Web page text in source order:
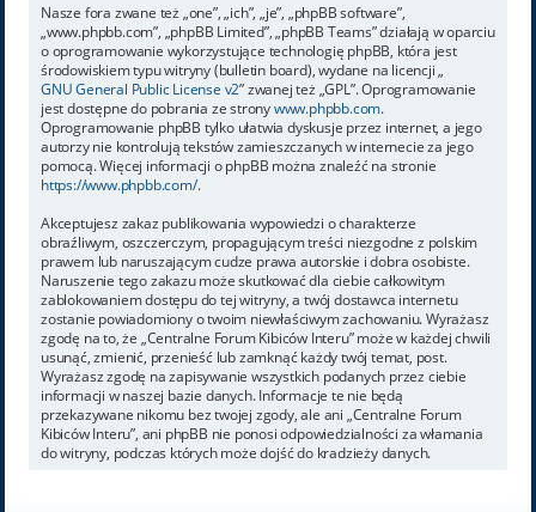
Nasze fora zwane też „one”, „ich”, „je”, „phpBB software”,
„www.phpbb.com”, „phpBB Limited”, „phpBB Teams” działają w oparciu
o oprogramowanie wykorzystujące technologię phpBB, która jest
środowiskiem typu witryny (bulletin board), wydane na licencji „
GNU General Public License v2” zwanej też „GPL”. Oprogramowanie
jest dostępne do pobrania ze stronywww.phpbb.com.
Oprogramowanie phpBB tylko ułatwia dyskusje przez internet, a jego
autorzy nie kontrolują tekstów zamieszczanych w internecie za jego
pomocą. Więcej informacji o phpBB można znaleźć na stronie
https://www.phpbb.com/.
Akceptujesz zakaz publikowania wypowiedzi o charakterze
obraźliwym, oszczerczym, propagującym treści niezgodne z polskim
prawem lub naruszającym cudze prawa autorskie i dobra osobiste.
Naruszenie tego zakazu może skutkować dla ciebie całkowitym
zablokowaniem dostępu do tej witryny, a twój dostawca internetu
zostanie powiadomiony o twoim niewłaściwym zachowaniu. Wyrażasz
zgodę na to, że „Centralne Forum Kibiców Interu” może w każdej chwili
usunąć, zmienić, przenieść lub zamknąć każdy twój temat, post.
Wyrażasz zgodę na zapisywanie wszystkich podanych przez ciebie
informacji w naszej bazie danych. Informacje te nie będą
przekazywane nikomu bez twojej zgody, ale ani „Centralne Forum
Kibiców Interu”, ani phpBB nie ponosi odpowiedzialności za włamania
do witryny, podczas których może dojść do kradzieży danych.